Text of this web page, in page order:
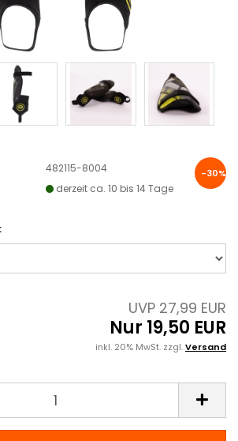
-30%
482115-8004
derzeit ca. 10 bis 14 Tage
UVP 27,99 EUR
Nur 19,50 EUR
inkl. 20% MwSt. zzgl.Versand